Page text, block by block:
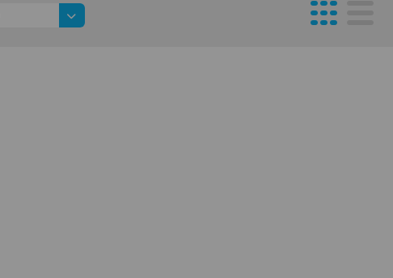
Únete ya a los mas de de 500 Profesionales de
la Náutica